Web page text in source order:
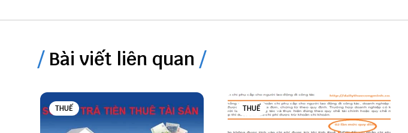
Bài viết liên quan
THUẾ THUẾ